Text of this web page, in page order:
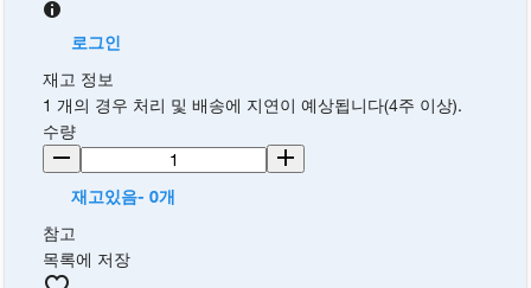
로그인
재고 정보
1 개의 경우 처리 및 배송에 지연이 예상됩니다(4주 이상).
수량
재고있음- 0개
참고
목록에 저장